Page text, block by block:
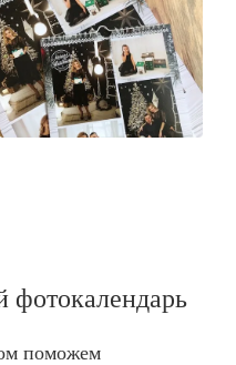
фотокалендарь
поможем